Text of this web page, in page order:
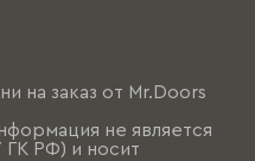
на заказ от Mr.Doors
не является
ГК РФ) и носит